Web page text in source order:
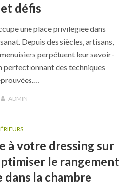
défis
une place privilégiée dans
Depuis des siècles, artisans,
perpétuent leur savoir-
perfectionnant des techniques
ADMIN
à votre dressing sur
le rangement
dans la chambre